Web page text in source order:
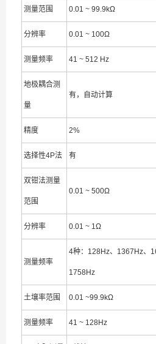
测量范围 0.01 ~ 99.9kΩ
分辨率 0.01 ~ 100Ω
测量频率 41 ~ 512 Hz
地极耦合测
量
有，自动计算
精度 2%
选择性4P法 有
双钳法测量
范围
0.01 ~ 500Ω
分辨率 0.01 ~ 1Ω
测量频率
4种：128Hz、1367Hz、
1758Hz
土壤率范围 0.01 ~99.9kΩ
测量频率 41 ~ 128Hz